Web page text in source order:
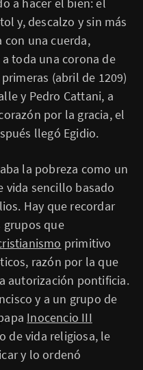
y, descalzo y sin más
con una cuerda,
toda una corona de
(abril de 1209)
y Pedro Cattani, a
por la gracia, el
llegó Egidio.
la pobreza como un
vida sencillo basado
Hay que recordar
grupos que
primitivo
razón por la que
autorización pontificia.
y a un grupo de
Inocencio III
de vida religiosa, le
y lo ordenó